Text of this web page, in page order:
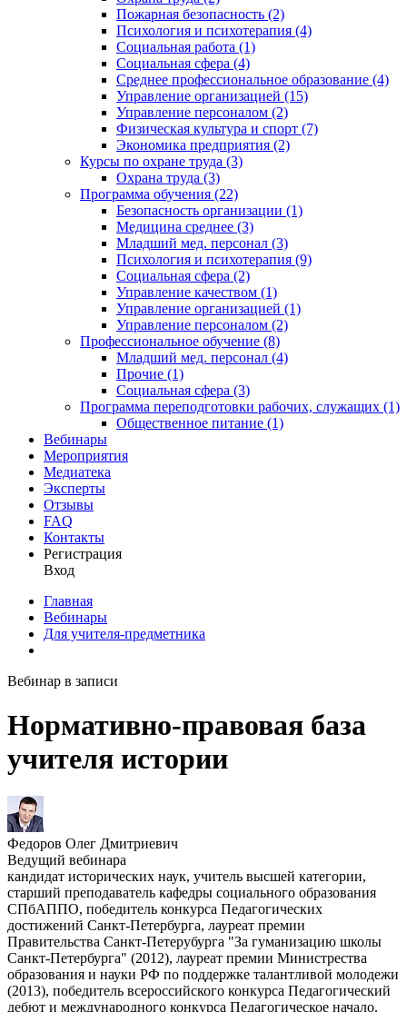
Пожарная безопасность (2)
Психология и психотерапия (4)
Социальная работа (1)
Социальная сфера (4)
Среднее профессиональное образование (4)
Управление организацией (15)
Управление персоналом (2)
Физическая культура и спорт (7)
Экономика предприятия (2)
Курсы по охране труда (3)
Охрана труда (3)
Программа обучения (22)
Безопасность организации (1)
Медицина среднее (3)
Младший мед. персонал (3)
Психология и психотерапия (9)
Социальная сфера (2)
Управление качеством (1)
Управление организацией (1)
Управление персоналом (2)
Профессиональное обучение (8)
Младший мед. персонал (4)
Прочие (1)
Социальная сфера (3)
Программа переподготовки рабочих, служащих (1)
Общественное питание (1)
Вебинары
Мероприятия
Медиатека
Эксперты
Отзывы
FAQ
Контакты
Регистрация
Вход
Главная
Вебинары
Для учителя-предметника
Вебинар в записи
Нормативно-правовая база
учителя истории
Федоров Олег Дмитриевич
Ведущий вебинара
кандидат исторических наук, учитель высшей категории,
старший преподаватель кафедры социального образования
СПбАППО, победитель конкурса Педагогических
достижений Санкт-Петербурга, лауреат премии
Правительства Санкт-Петерубурга "За гуманизацию школы
Санкт-Петербурга" (2012), лауреат премии Министрества
образования и науки РФ по поддержке талантливой молодежи
(2013), победитель всероссийского конкурса Педагогический
дебют и международного конкурса Педагогическое начало.